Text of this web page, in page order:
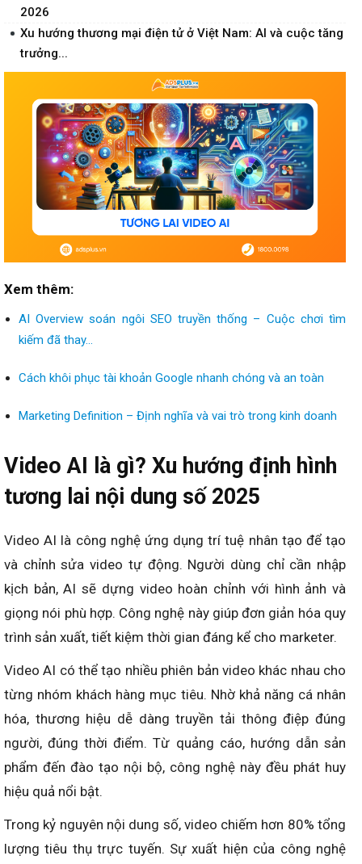
2026
Xu hướng thương mại điện tử ở Việt Nam: AI và cuộc tăng
trưởng...
Xem thêm:
AI Overview soán ngôi SEO truyền thống – Cuộc chơi tìm
kiếm đã thay…
Cách khôi phục tài khoản Google nhanh chóng và an toàn
Marketing Definition – Định nghĩa và vai trò trong kinh doanh
Video AI là gì? Xu hướng định hình
tương lai nội dung số 2025
Video AI là công nghệ ứng dụng trí tuệ nhân tạo để tạo
và chỉnh sửa video tự động. Người dùng chỉ cần nhập
kịch bản, AI sẽ dựng video hoàn chỉnh với hình ảnh và
giọng nói phù hợp. Công nghệ này giúp đơn giản hóa quy
trình sản xuất, tiết kiệm thời gian đáng kể cho marketer.
Video AI có thể tạo nhiều phiên bản video khác nhau cho
từng nhóm khách hàng mục tiêu. Nhờ khả năng cá nhân
hóa, thương hiệu dễ dàng truyền tải thông điệp đúng
người, đúng thời điểm. Từ quảng cáo, hướng dẫn sản
phẩm đến đào tạo nội bộ, công nghệ này đều phát huy
hiệu quả nổi bật.
Trong kỷ nguyên nội dung số, video chiếm hơn 80% tổng
lượng tiêu thụ trực tuyến. Sự xuất hiện của công nghệ